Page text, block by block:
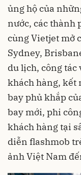
ủng hộ của
nước, các thành
cùng Vietjet mở
Sydney,
du lịch, công tác
khách hàng, kết
bay phủ khắp
bay mới, phi
khách hàng tại
diễn flashmob
ảnh Việt Nam